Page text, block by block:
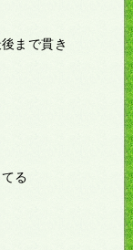
まで貫き
る